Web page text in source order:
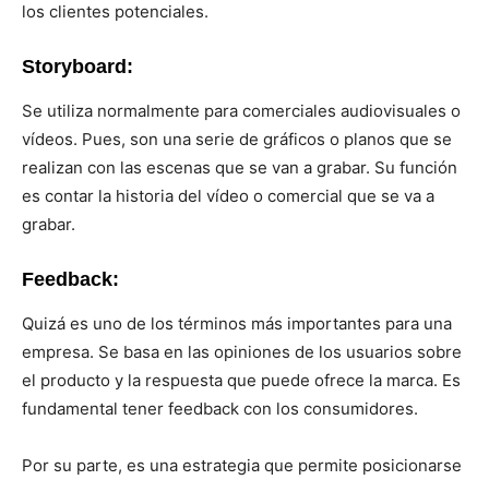
los clientes potenciales.
Storyboard:
Se utiliza normalmente para comerciales audiovisuales o
vídeos. Pues, son una serie de gráficos o planos que se
realizan con las escenas que se van a grabar. Su función
es contar la historia del vídeo o comercial que se va a
grabar.
Feedback:
Quizá es uno de los términos más importantes para una
empresa. Se basa en las opiniones de los usuarios sobre
el producto y la respuesta que puede ofrece la marca. Es
fundamental tener feedback con los consumidores.
Por su parte, es una estrategia que permite posicionarse